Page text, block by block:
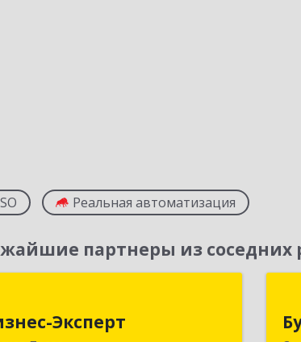
Реальная автоматизация
партнеры из соседних
Эксперт
141310, Московская обл, Сергиево-